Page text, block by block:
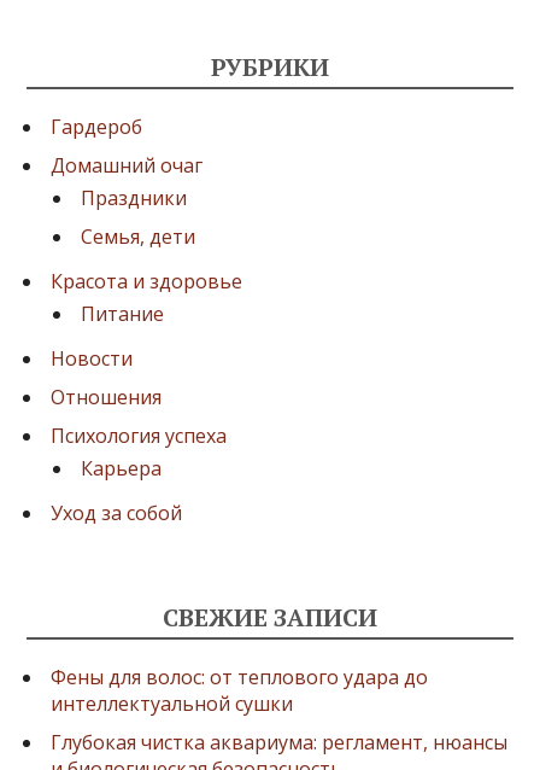
РУБРИКИ
Гардероб
Домашний очаг
Праздники
Семья, дети
Красота и здоровье
Питание
Новости
Отношения
Психология успеха
Карьера
Уход за собой
СВЕЖИЕ ЗАПИСИ
Фены для волос: от теплового удара до
интеллектуальной сушки
Глубокая чистка аквариума: регламент, нюансы